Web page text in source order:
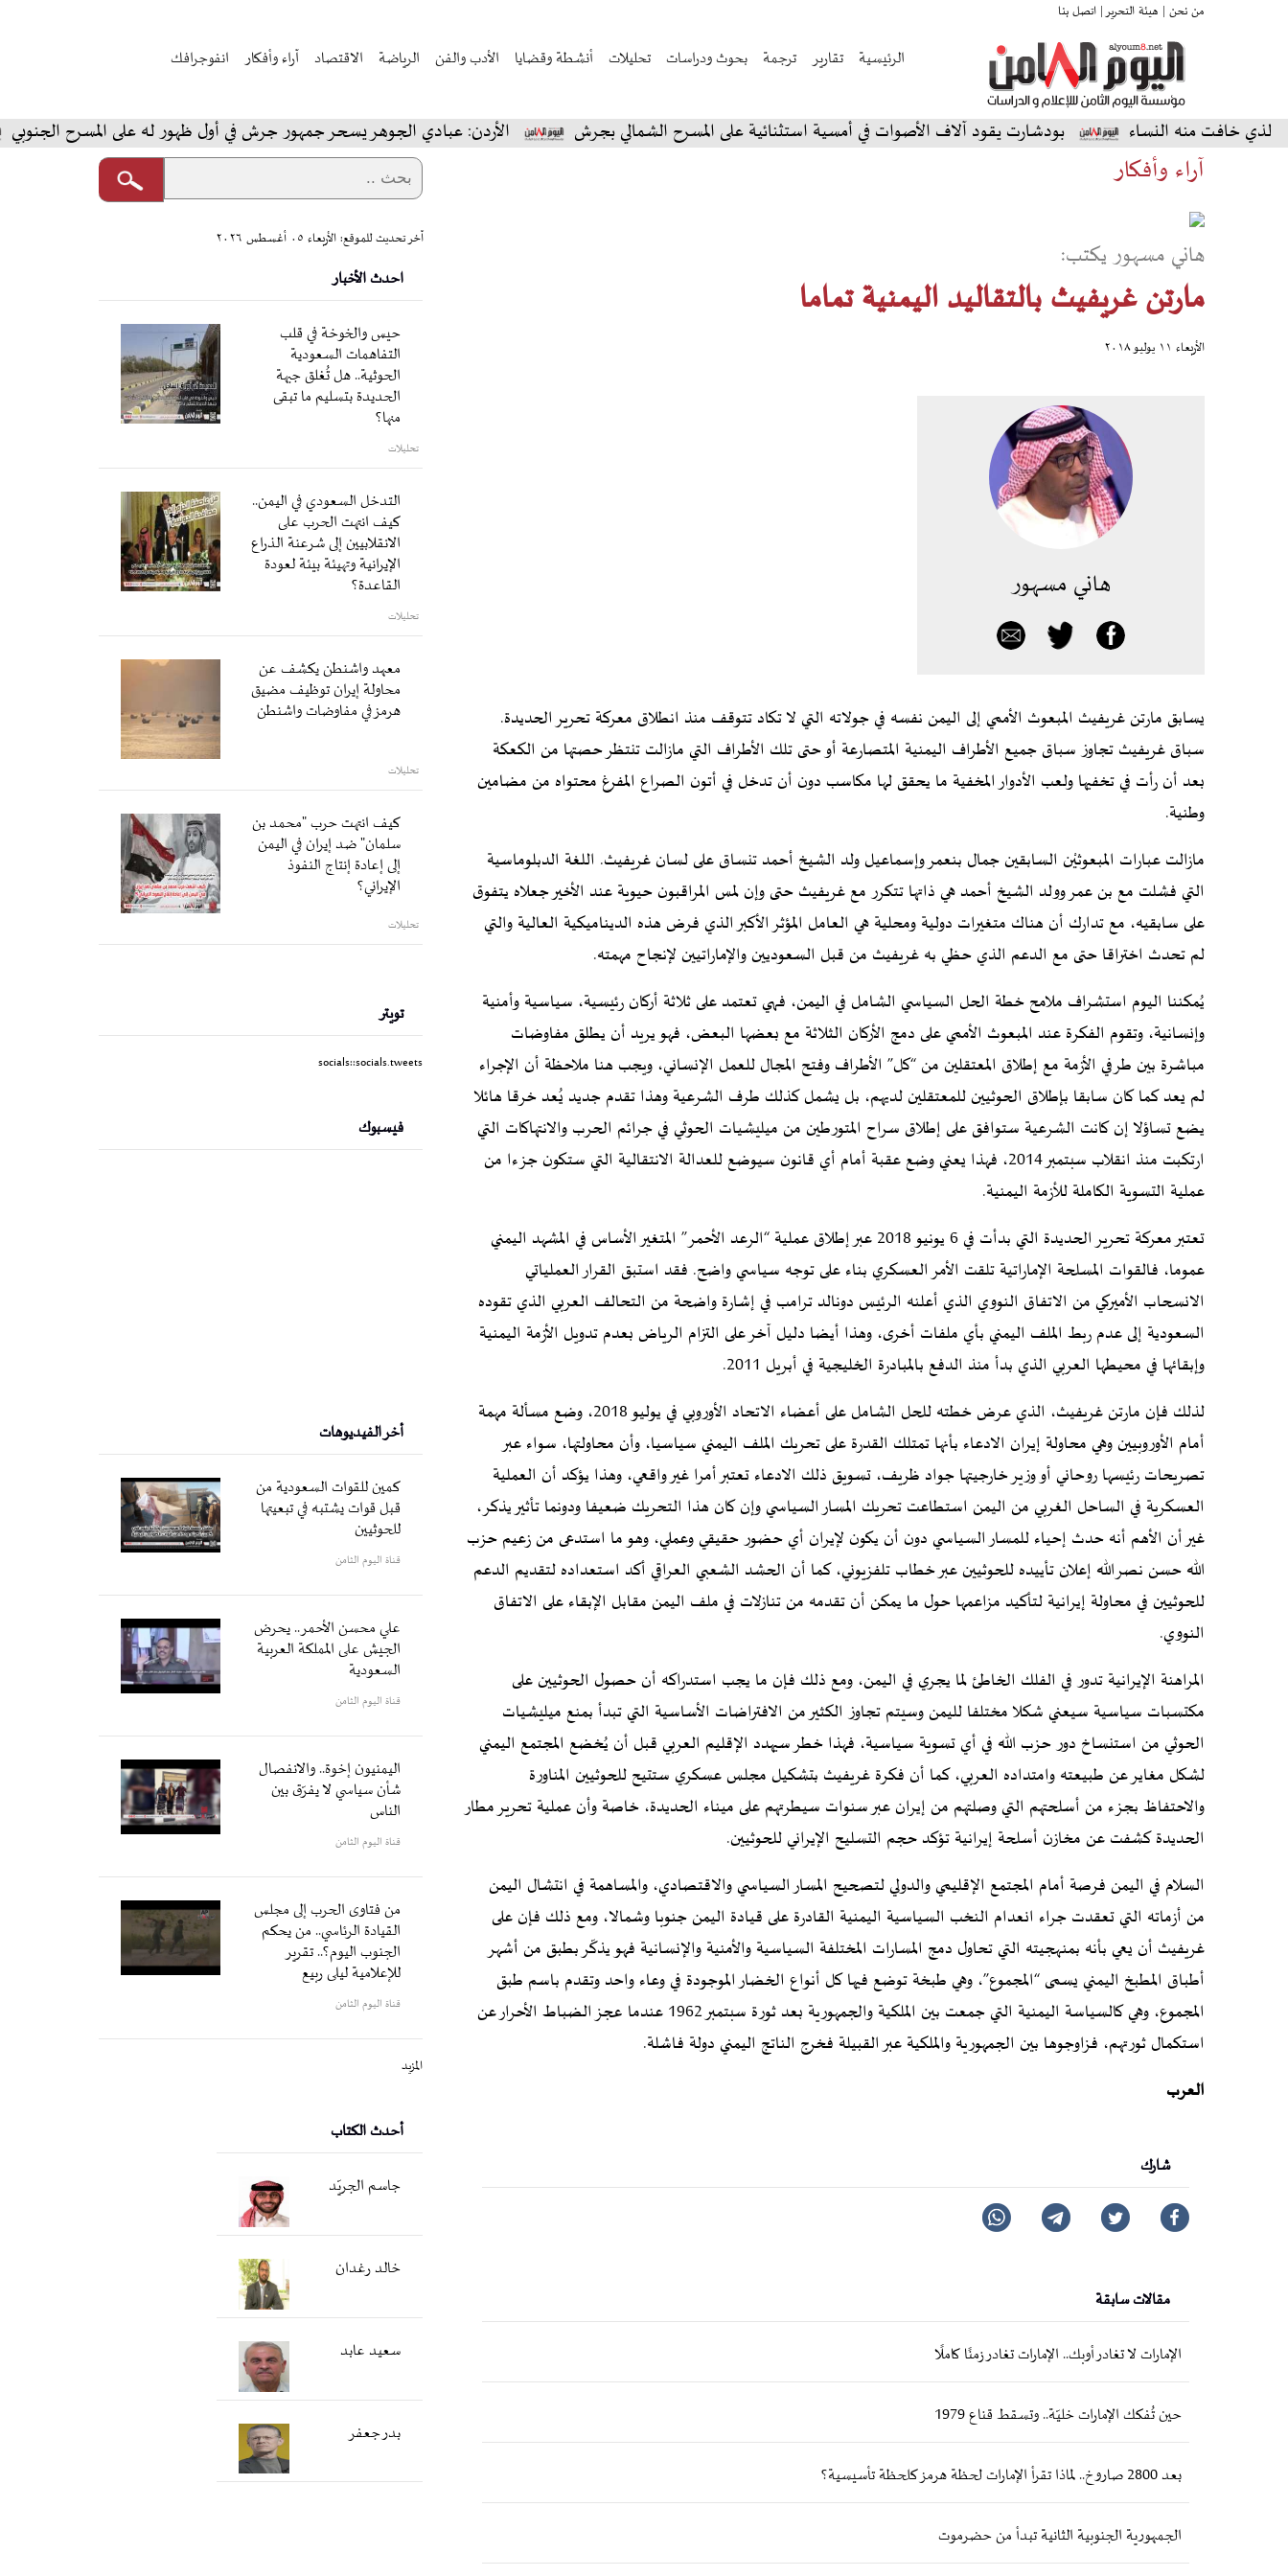
من نحن | هيئة التحرير | اتصل بنا
الرئيسية تقارير ترجمة بحوث ودراسات تحليلات أنشطة وقضايا الأدب والفن الرياضة الاقتصاد آراء وأفكار انفوجرافك
منه النساء بودشارت يقود آلاف الأصوات في أمسية استثنائية على المسرح الشمالي بجرش الأردن: عبادي الجوهر يسحر جمهور جرش في أول ظهور له على المسرح الجنوبي
آراء وأفكار
هاني مسهور يكتب:
مارتن غريفيث بالتقاليد اليمنية تماما
الأربعاء ١١ يوليو ٢٠١٨
هاني مسهور
يسابق مارتن غريفيث المبعوث الأممي إلى اليمن نفسه في جولاته التي لا تكاد تتوقف منذ انطلاق معركة تحرير الحديدة.
سباق غريفيث تجاوز سباق جميع الأطراف اليمنية المتصارعة أو حتى تلك الأطراف التي مازالت تنتظر حصتها من الكعكة
بعد أن رأت في تخفيها ولعب الأدوار المخفية ما يحقق لها مكاسب دون أن تدخل في أتون الصراع المفرغ محتواه من مضامين
وطنية.
مازالت عبارات المبعوثيْن السابقين جمال بنعمر وإسماعيل ولد الشيخ أحمد تنساق على لسان غريفيث. اللغة الدبلوماسية
التي فشلت مع بن عمر وولد الشيخ أحمد هي ذاتها تتكرر مع غريفيث حتى وإن لمس المراقبون حيوية عند الأخير جعلاه يتفوق
على سابقيه، مع تدارك أن هناك متغيرات دولية ومحلية هي العامل المؤثر الأكبر الذي فرض هذه الديناميكية العالية والتي
لم تحدث اختراقا حتى مع الدعم الذي حظي به غريفيث من قبل السعوديين والإماراتيين لإنجاح مهمته.
يُمكننا اليوم استشراف ملامح خطة الحل السياسي الشامل في اليمن، فهي تعتمد على ثلاثة أركان رئيسية، سياسية وأمنية
وإنسانية، وتقوم الفكرة عند المبعوث الأممي على دمج الأركان الثلاثة مع بعضها البعض، فهو يريد أن يطلق مفاوضات
مباشرة بين طرفي الأزمة مع إطلاق المعتقلين من “كل” الأطراف وفتح المجال للعمل الإنساني، ويجب هنا ملاحظة أن الإجراء
لم يعد كما كان سابقا بإطلاق الحوثيين للمعتقلين لديهم، بل يشمل كذلك طرف الشرعية وهذا تقدم جديد يُعد خرقا هائلا
يضع تساؤلا إن كانت الشرعية ستوافق على إطلاق سراح المتورطين من ميليشيات الحوثي في جرائم الحرب والانتهاكات التي
ارتكبت منذ انقلاب سبتمبر 2014، فهذا يعني وضع عقبة أمام أي قانون سيوضع للعدالة الانتقالية التي ستكون جزءا من
عملية التسوية الكاملة للأزمة اليمنية.
تعتبر معركة تحرير الحديدة التي بدأت في 6 يونيو 2018 عبر إطلاق عملية “الرعد الأحمر” المتغير الأساس في المشهد اليمني
عموما، فالقوات المسلحة الإماراتية تلقت الأمر العسكري بناء على توجه سياسي واضح. فقد استبق القرار العملياتي
الانسحاب الأميركي من الاتفاق النووي الذي أعلنه الرئيس دونالد ترامب في إشارة واضحة من التحالف العربي الذي تقوده
السعودية إلى عدم ربط الملف اليمني بأي ملفات أخرى، وهذا أيضا دليل آخر على التزام الرياض بعدم تدويل الأزمة اليمنية
وإبقائها في محيطها العربي الذي بدأ منذ الدفع بالمبادرة الخليجية في أبريل 2011.
لذلك فإن مارتن غريفيث، الذي عرض خطته للحل الشامل على أعضاء الاتحاد الأوروبي في يوليو 2018، وضع مسألة مهمة
أمام الأوروبيين وهي محاولة إيران الادعاء بأنها تمتلك القدرة على تحريك الملف اليمني سياسيا، وأن محاولتها، سواء عبر
تصريحات رئيسها روحاني أو وزير خارجيتها جواد ظريف، تسويق ذلك الادعاء تعتبر أمرا غير واقعي، وهذا يؤكد أن العملية
العسكرية في الساحل الغربي من اليمن استطاعت تحريك المسار السياسي وإن كان هذا التحريك ضعيفا ودونما تأثير يذكر،
غير أن الأهم أنه حدث إحياء للمسار السياسي دون أن يكون لإيران أي حضور حقيقي وعملي، وهو ما استدعى من زعيم حزب
الله حسن نصرالله إعلان تأييده للحوثيين عبر خطاب تلفزيوني، كما أن الحشد الشعبي العراقي أكد استعداده لتقديم الدعم
للحوثيين في محاولة إيرانية لتأكيد مزاعمها حول ما يمكن أن تقدمه من تنازلات في ملف اليمن مقابل الإبقاء على الاتفاق
النووي.
المراهنة الإيرانية تدور في الفلك الخاطئ لما يجري في اليمن، ومع ذلك فإن ما يجب استدراكه أن حصول الحوثيين على
مكتسبات سياسية سيعني شكلا مختلفا لليمن وسيتم تجاوز الكثير من الافتراضات الأساسية التي تبدأ بمنع ميليشيات
الحوثي من استنساخ دور حزب الله في أي تسوية سياسية، فهذا خطر سيهدد الإقليم العربي قبل أن يُخضع المجتمع اليمني
لشكل مغاير عن طبيعته وامتداده العربي، كما أن فكرة غريفيث بتشكيل مجلس عسكري ستتيح للحوثيين المناورة
والاحتفاظ بجزء من أسلحتهم التي وصلتهم من إيران عبر سنوات سيطرتهم على ميناء الحديدة، خاصة وأن عملية تحرير مطار
الحديدة كشفت عن مخازن أسلحة إيرانية تؤكد حجم التسليح الإيراني للحوثيين.
السلام في اليمن فرصة أمام المجتمع الإقليمي والدولي لتصحيح المسار السياسي والاقتصادي، والمساهمة في انتشال اليمن
من أزماته التي تعقدت جراء انعدام النخب السياسية اليمنية القادرة على قيادة اليمن جنوبا وشمالا، ومع ذلك فإن على
غريفيث أن يعي بأنه بمنهجيته التي تحاول دمج المسارات المختلفة السياسية والأمنية والإنسانية فهو يذكّر بطبق من أشهر
أطباق المطبخ اليمني يسمى “المجموع”، وهي طبخة توضع فيها كل أنواع الخضار الموجودة في وعاء واحد وتقدم باسم طبق
المجموع، وهي كالسياسة اليمنية التي جمعت بين الملكية والجمهورية بعد ثورة سبتمبر 1962 عندما عجز الضباط الأحرار عن
استكمال ثورتهم، فزاوجوها بين الجمهورية والملكية عبر القبيلة فخرج الناتج اليمني دولة فاشلة.
العرب
شارك
مقالات سابقة
الإمارات لا تغادر أوبك.. الإمارات تغادر زمنًا كاملًا
حين تُفكك الإمارات خليّة.. وتسقط قناع 1979
بعد 2800 صاروخ.. لماذا تقرأ الإمارات لحظة هرمز كلحظة تأسيسية؟
الجمهورية الجنوبية الثانية تبدأ من حضرموت
آخر تحديث للموقع: الأربعاء ٠٥ أغسطس ٢٠٢٦
احدث الأخبار
حيس والخوخة في قلب
التفاهمات السعودية
الحوثية.. هل تُغلق جبهة
الحديدة بتسليم ما تبقى
منها؟
تحليلات
التدخل السعودي في اليمن..
كيف انتهت الحرب على
الانقلابيين إلى شرعنة الذراع
الإيرانية وتهيئة بيئة لعودة
القاعدة؟
تحليلات
معهد واشنطن يكشف عن
محاولة إيران توظيف مضيق
هرمز في مفاوضات واشنطن
تحليلات
كيف انتهت حرب "محمد بن
سلمان" ضد إيران في اليمن
إلى إعادة إنتاج النفوذ
الإيراني؟
تحليلات
تويتر
socials::socials.tweets
فيسبوك
أخر الفيديوهات
كمين للقوات السعودية من
قبل قوات يشتبه في تبعيتها
للحوثيين
قناة اليوم الثامن
علي محسن الأحمر.. يحرض
الجيش على المملكة العربية
السعودية
قناة اليوم الثامن
اليمنيون إخوة.. والانفصال
شأن سياسي لا يفرّق بين
الناس
قناة اليوم الثامن
من فتاوى الحرب إلى مجلس
القيادة الرئاسي.. من يحكم
الجنوب اليوم؟.. تقرير
للإعلامية ليلى ربيع
قناة اليوم الثامن
المزيد
أحدث الكتاب
جاسم الجريّد
خالد رغدان
سعید عابد
بدر جعفر